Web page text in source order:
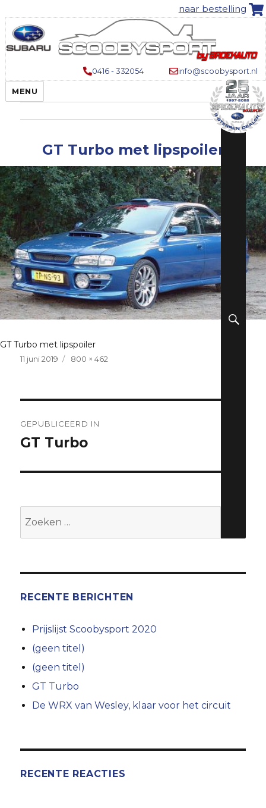
naar bestelling
0416 - 332054 info@scoobysport.nl
MENU
GT Turbo met lipspoiler
GT Turbo met lipspoiler
Geplaatst
11 juni 2019
Volledige
800 × 462
GEPUBLICEERD IN
GT Turbo
Zoeken
RECENTE BERICHTEN
Prijslijst Scoobysport 2020
(geen titel)
(geen titel)
GT Turbo
De WRX van Wesley, klaar voor het circuit
RECENTE REACTIES